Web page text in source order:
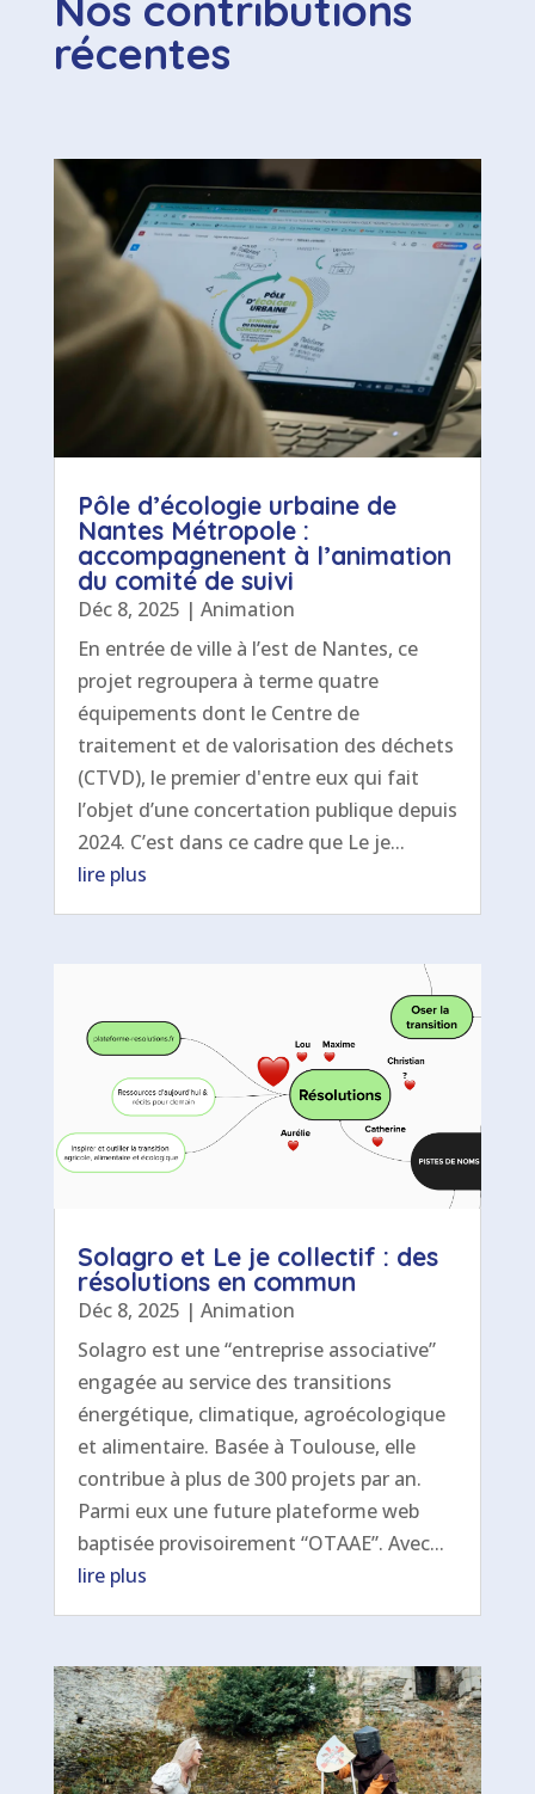
récentes
Pôle d’écologie urbaine de
Nantes Métropole :
accompagnenent à l’animation
du comité de suivi
Déc 8, 2025 | Animation
En entrée de ville à l’est de Nantes, ce
projet regroupera à terme quatre
équipements dont le Centre de
traitement et de valorisation des déchets
(CTVD), le premier d'entre eux qui fait
l’objet d’une concertation publique depuis
2024. C’est dans ce cadre que Le je...
lire plus
Solagro et Le je collectif : des
résolutions en commun
Déc 8, 2025 | Animation
Solagro est une “entreprise associative”
engagée au service des transitions
énergétique, climatique, agroécologique
et alimentaire. Basée à Toulouse, elle
contribue à plus de 300 projets par an.
Parmi eux une future plateforme web
baptisée provisoirement “OTAAE”. Avec...
lire plus